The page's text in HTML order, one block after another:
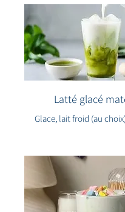
Latté glacé
Glace, lait froid (au